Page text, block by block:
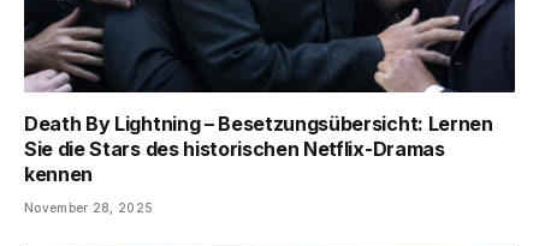
Death By Lightning – Besetzungsübersicht: Lernen
Sie die Stars des historischen Netflix-Dramas
kennen
November 28, 2025